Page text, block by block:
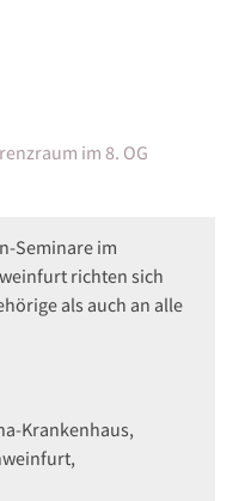
im 8. OG
Seminare im
richten sich
als auch an alle
Krankenhaus,